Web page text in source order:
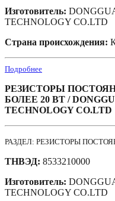
Изготовитель:
TECHNOLOGY CO.LTD
Страна происхождения:
Подробнее
РЕЗИСТОРЫ
БОЛЕЕ 20 ВТ /
TECHNOLOGY CO.LTD
РАЗДЕЛ: РЕЗИСТОРЫ
ТНВЭД: 8533210000
Изготовитель:
TECHNOLOGY CO.LTD